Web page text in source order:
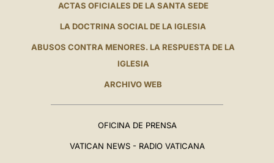
ACTAS OFICIALES DE LA SANTA SEDE
LA DOCTRINA SOCIAL DE LA IGLESIA
ABUSOS CONTRA MENORES. LA RESPUESTA DE LA
IGLESIA
ARCHIVO WEB
OFICINA DE PRENSA
VATICAN NEWS - RADIO VATICANA